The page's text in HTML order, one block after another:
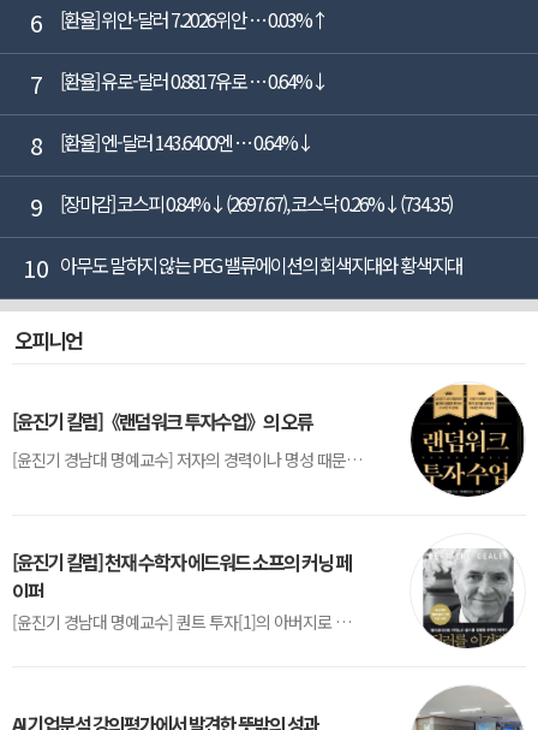
6 [환율] 위안-달러 7.2026위안 … 0.03%↑
7 [환율] 유로-달러 0.8817유로 … 0.64%↓
8 [환율] 엔-달러 143.6400엔 … 0.64%↓
9 [장마감] 코스피 0.84%↓(2697.67), 코스닥 0.26%↓(734.35)
10 아무도 말하지 않는 PEG 밸류에이션의 회색지대와 황색지대
오피니언
[윤진기 칼럼]《랜덤워크 투자수업》의 오류
[윤진기 경남대 명예교수] 저자의 경력이나 명성 때문인지 2020년에 번역 출판된 《랜덤워크 투자수업》(A Random Walk Down Wall Street) 12판은 표지부터가 거창하다. ‘45년간 12번 개정하며 철저히 검증한 투자서’, ‘전문가 부럽지 않은 투자 감각을 길러주는 위대한 투자지침서’ 라는 은빛 광고문구로 독자를 유혹한다.[1] 출판 50주...
[윤진기 칼럼] 천재 수학자 에드워드 소프의 커닝 페
이퍼
[윤진기 경남대 명예교수] 퀀트 투자[1]의 아버지로 불리는 에드워드 소프(Edward O. Thorp)는 수학계에서 천재로 알려진 인물이다. 그는 수학자이지만, 투자 업계에도 여러 가지 흥미로운 일화를 남겼다.수학을 이용하여 카지노를 이길 수 있는지가 궁금했던 그는 동료 교수가 소개해 준 블랙잭(Blackjack) 전략의 핵심을 손바닥 크기의 종이에 요...